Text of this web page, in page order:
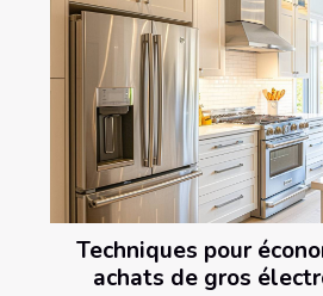
Techniques pour
achats de gros